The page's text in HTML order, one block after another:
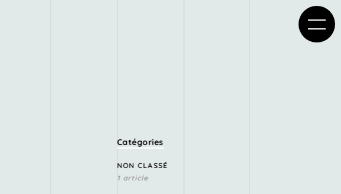
Catégories
NON CLASSÉ
1 article